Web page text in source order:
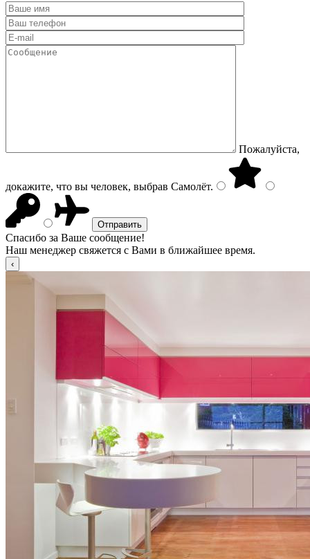
Пожалуйста,
докажите, что вы человек, выбрав Самолёт.
Спасибо за Ваше сообщение!
Наш менеджер свяжется с Вами в ближайшее время.